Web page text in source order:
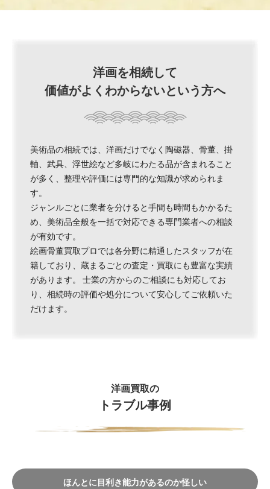
洋画を相続して
価値がよくわからないという方へ
美術品の相続では、洋画だけでなく陶磁器、骨董、掛
軸、武具、浮世絵など多岐にわたる品が含まれること
が多く、整理や評価には専門的な知識が求められま
す。
ジャンルごとに業者を分けると手間も時間もかかるた
め、美術品全般を一括で対応できる専門業者への相談
が有効です。
絵画骨董買取プロでは各分野に精通したスタッフが在
籍しており、蔵まるごとの査定・買取にも豊富な実績
があります。 士業の方からのご相談にも対応してお
り、相続時の評価や処分について安心してご依頼いた
だけます。
洋画買取の
トラブル事例
ほんとに目利き能力があるのか怪しい